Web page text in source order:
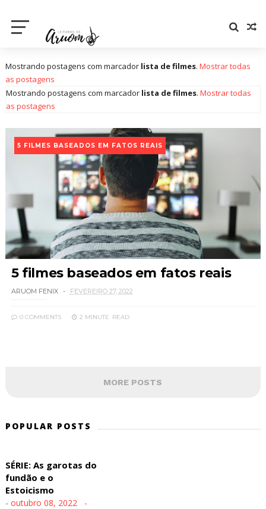
Mostrando postagens com marcador lista de filmes. Mostrar todas
as postagens
Mostrando postagens com marcador lista de filmes. Mostrar todas
as postagens
5 FILMES BASEADOS EM FATOS REAIS
5 filmes baseados em fatos reais
ARUOM FENIX FEVEREIRO 27, 2022
0 COMMENTS 2 MINUTE READ
MORE POSTS
POPULAR POSTS
SÉRIE: As garotas do
fundão e o
Estoicismo
- outubro 08, 2022